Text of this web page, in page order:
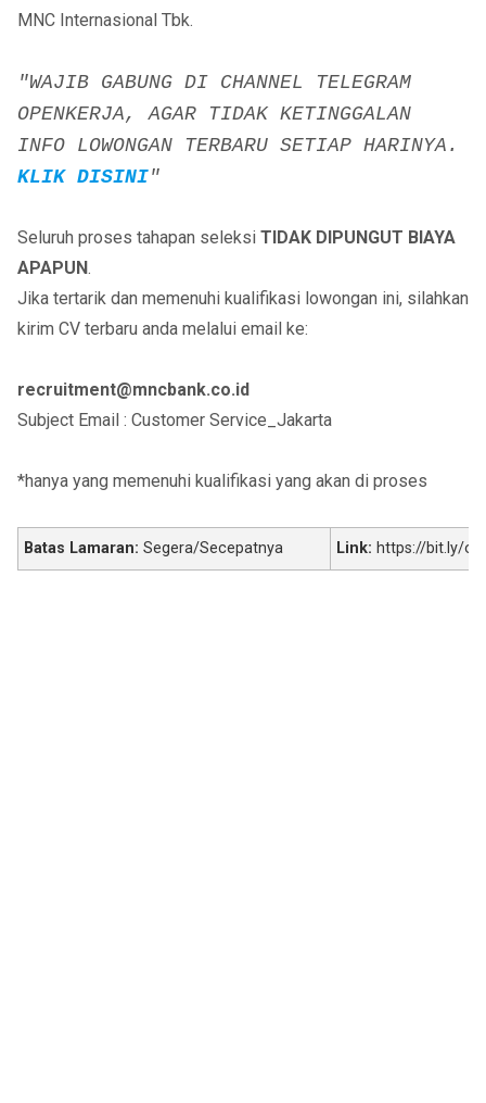
MNC Internasional Tbk.
"WAJIB GABUNG DI CHANNEL TELEGRAM
OPENKERJA, AGAR TIDAK KETINGGALAN
INFO LOWONGAN TERBARU SETIAP HARINYA.
KLIK DISINI"
Seluruh proses tahapan seleksi TIDAK DIPUNGUT BIAYA
APAPUN.
Jika tertarik dan memenuhi kualifikasi lowongan ini, silahkan
kirim CV terbaru anda melalui email ke:
recruitment@mncbank.co.id
Subject Email : Customer Service_Jakarta
*hanya yang memenuhi kualifikasi yang akan di proses
Batas Lamaran: Segera/Secepatnya Link: https://bit.ly/